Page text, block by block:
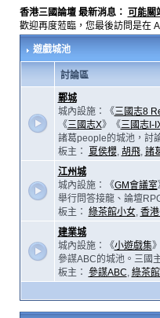
香港三國論壇 最新消息： 可能關
歡迎再度蒞臨，您最後訪問是在
遊戲城池
討論區
鄴城
城內設施：《三國志8
《三國志X》《三國志I-
諸葛people的城池，討
板主：
夏侯櫻, 胡飛, 諸
江州城
城內設施：《GM會議室
舉行問答接龍、論壇
板主： 綠茶館小女, 香
建業城
城內設施：《小遊戲集
參謀ABC的城池。三國
板主： 參謀ABC, 綠茶